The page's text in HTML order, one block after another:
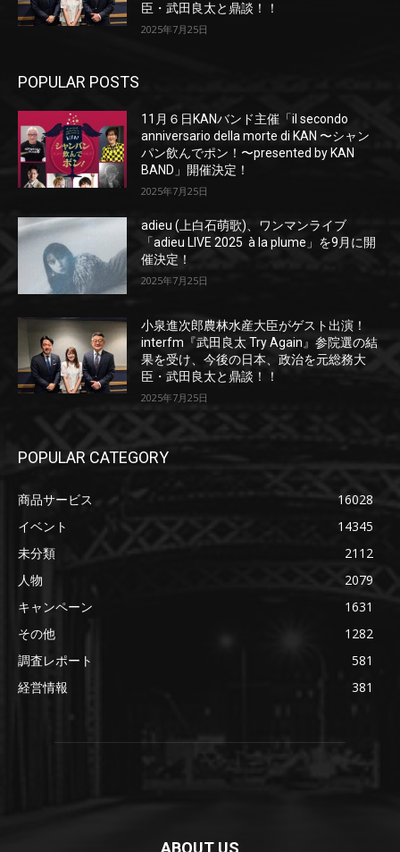
臣・武田良太と鼎談！！
2025年7月25日
POPULAR POSTS
11月６日KANバンド主催「il secondo
anniversario della morte di KAN 〜シャン
パン飲んでポン！〜presented by KAN
BAND」開催決定！
2025年7月25日
adieu (上白石萌歌)、ワンマンライブ
「adieu LIVE 2025 à la plume」を9月に開
催決定！
2025年7月25日
小泉進次郎農林水産大臣がゲスト出演！
interfm『武田良太 Try Again』参院選の結
果を受け、今後の日本、政治を元総務大
臣・武田良太と鼎談！！
2025年7月25日
POPULAR CATEGORY
商品サービス
16028
イベント
14345
未分類
2112
人物
2079
キャンペーン
1631
その他
1282
調査レポート
581
経営情報
381
ABOUT US